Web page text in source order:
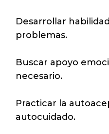
Desarrollar
problemas.
Buscar apoyo
necesario.
Practicar la
autocuidado.